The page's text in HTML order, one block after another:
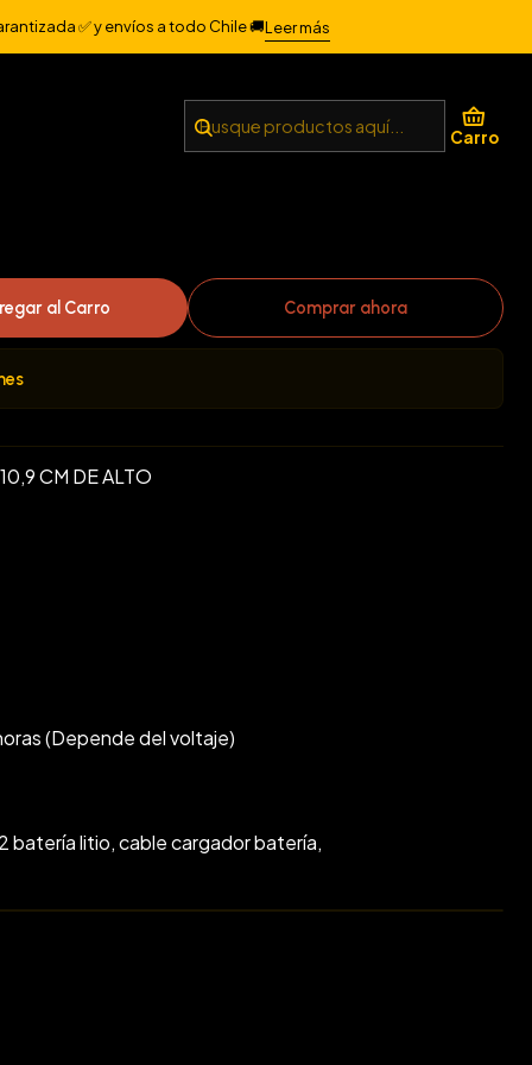
Carro
✅ y envíos a todo Chile 🚚Leer más
AVA UNI-A
al Carro Comprar ahora
CM DE ALTO
(Depende del voltaje)
batería litio, cable cargador batería,